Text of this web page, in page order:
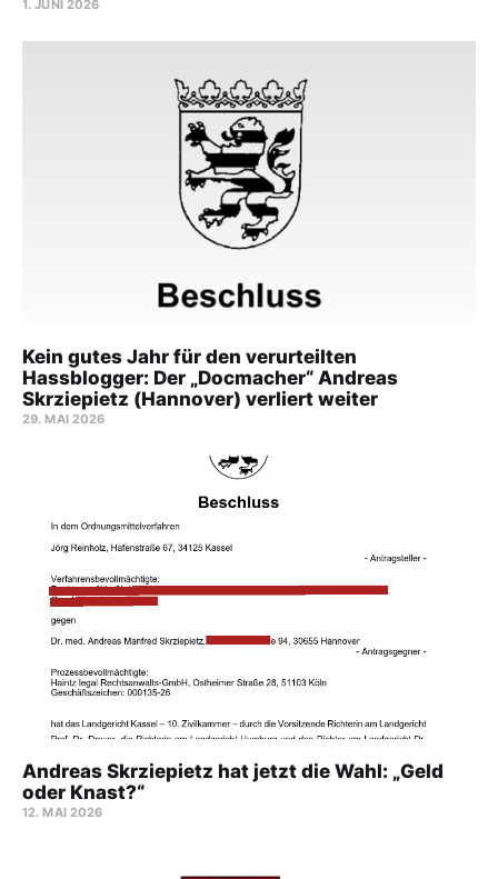
1. JUNI 2026
Kein gutes Jahr für den verurteilten
Hassblogger: Der „Docmacher“ Andreas
Skrziepietz (Hannover) verliert weiter
29. MAI 2026
Andreas Skrziepietz hat jetzt die Wahl: „Geld
oder Knast?“
12. MAI 2026